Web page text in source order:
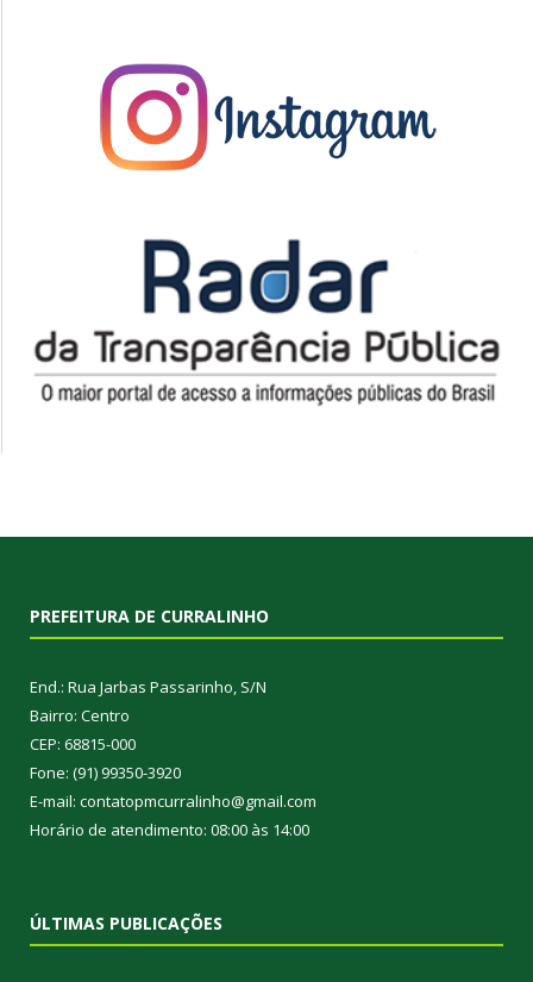
PREFEITURA DE CURRALINHO
End.: Rua Jarbas Passarinho, S/N
Bairro: Centro
CEP: 68815-000
Fone: (91) 99350-3920
E-mail: contatopmcurralinho@gmail.com
Horário de atendimento: 08:00 às 14:00
ÚLTIMAS PUBLICAÇÕES